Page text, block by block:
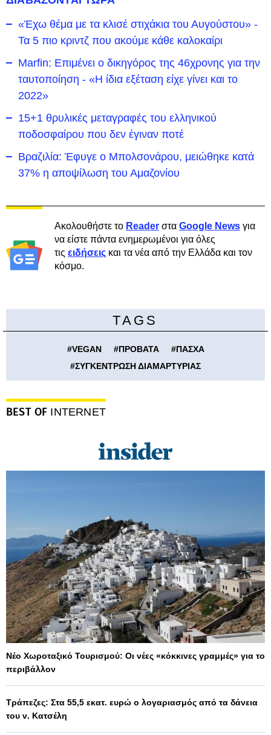
«Έχω θέμα με τα κλισέ στιχάκια του Αυγούστου» -
Τα 5 πιο κριντζ που ακούμε κάθε καλοκαίρι
Marfin: Επιμένει ο δικηγόρος της 46χρονης για την
ταυτοποίηση - «Η ίδια εξέταση είχε γίνει και το
2022»
15+1 θρυλικές μεταγραφές του ελληνικού
ποδοσφαίρου που δεν έγιναν ποτέ
Βραζιλία: Έφυγε ο Μπολσονάρου, μειώθηκε κατά
37% η αποψίλωση του Αμαζονίου
Ακολουθήστε το Reader στα Google News για
να είστε πάντα ενημερωμένοι για όλες
τις ειδήσεις και τα νέα από την Ελλάδα και τον
κόσμο.
TAGS
#VEGAN #ΠΡΟΒΑΤΑ #ΠΑΣΧΑ
#ΣΥΓΚΕΝΤΡΩΣΗ ΔΙΑΜΑΡΤΥΡΙΑΣ
BEST OF INTERNET
Νέο Χωροταξικό Τουρισμού: Οι νέες «κόκκινες γραμμές» για το
περιβάλλον
Τράπεζες: Στα 55,5 εκατ. ευρώ ο λογαριασμός από τα δάνεια
του ν. Κατσέλη